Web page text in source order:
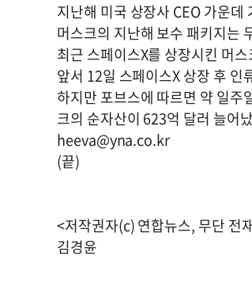
지난해 미국 상장사 CEO 가운
머스크의 지난해 보수 패키지는
최근 스페이스X를 상장시킨 머
앞서 12일 스페이스X 상장 후
하지만 포브스에 따르면 약 일
크의 순자산이 623억 달러 늘어
heeva@yna.co.kr
(끝)
<저작권자(c) 연합뉴스, 무단 전
김경윤